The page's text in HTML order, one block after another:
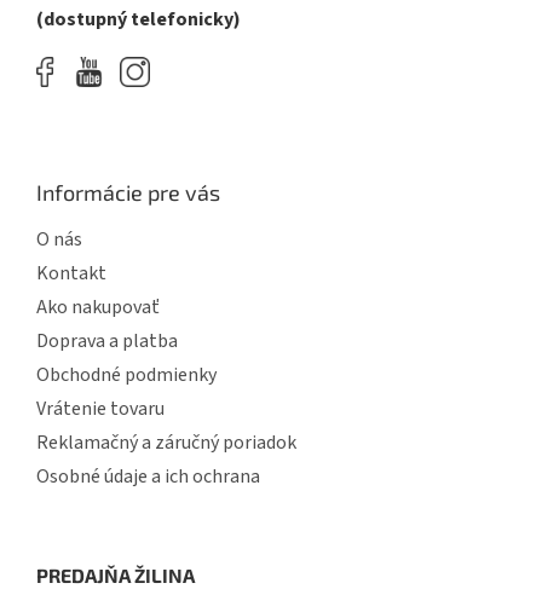
(dostupný telefonicky)
Informácie pre vás
O nás
Kontakt
Ako nakupovať
Doprava a platba
Obchodné podmienky
Vrátenie tovaru
Reklamačný a záručný poriadok
Osobné údaje a ich ochrana
PREDAJŇA ŽILINA